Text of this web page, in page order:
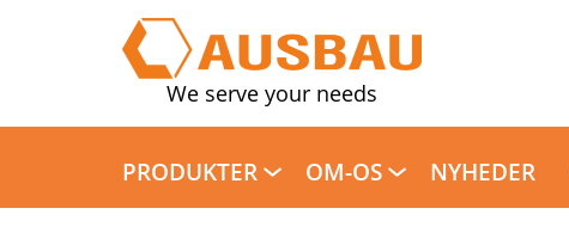
We serve your needs
PRODUKTER OM-OS NYHEDER